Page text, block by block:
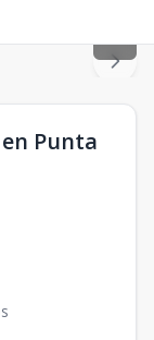
Punta
- eXp Realty